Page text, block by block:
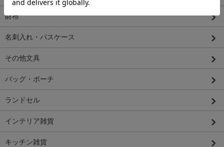
財布
名刺入れ・パスケース
その他文具
バッグ・ポーチ
ランドセル
インテリア雑貨
キッチン雑貨